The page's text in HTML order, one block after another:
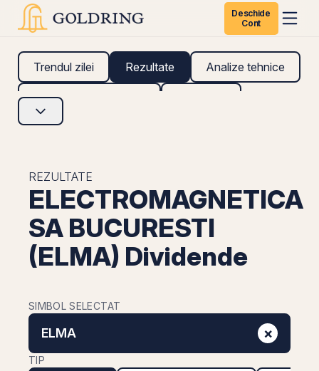
Deschide
Cont
Trendul zilei Rezultate Analize tehnice
Analize fundamentale
REZULTATE
ELECTROMAGNETICA
SA BUCURESTI
(ELMA) Dividende
SIMBOL SELECTAT
ELMA ×
TIP